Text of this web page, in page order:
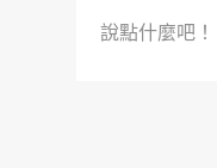
說點什麼吧！